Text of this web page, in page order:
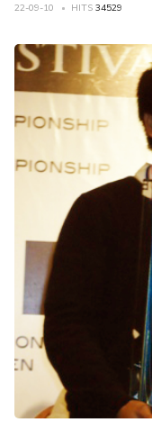
22-09-10 HITS 34529